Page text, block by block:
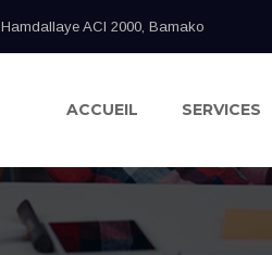
Hamdallaye ACI 2000, Bamako
ACCUEIL SERVICES